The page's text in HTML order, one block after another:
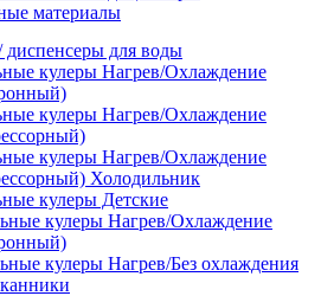
материалы
диспенсеры для воды
кулеры Нагрев/Охлаждение
кулеры Нагрев/Охлаждение
кулеры Нагрев/Охлаждение
Холодильник
кулеры Детские
кулеры Нагрев/Охлаждение
кулеры Нагрев/Без охлаждения